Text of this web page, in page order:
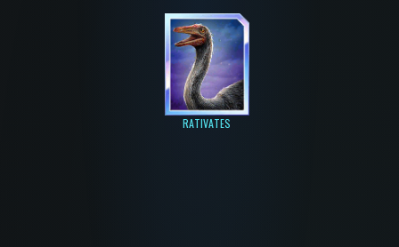
RATIVATES